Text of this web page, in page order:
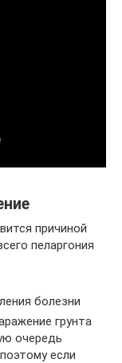
причиной
пеларгония
болезни
грунта
очередь
если